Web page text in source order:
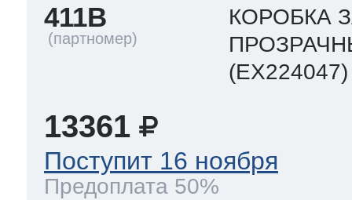
411B
КОРОБКА
(EX224047)
13361
Поступит 16 ноября
Предоплата 50%